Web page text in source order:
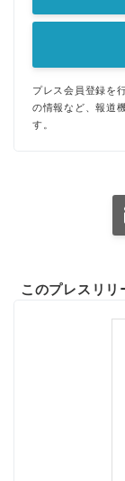
プレス会員登録を
の情報など、報道
す。
このプレスリリ